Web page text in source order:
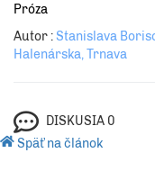
Próza
Autor :Stanislava
Halenárska, Trnava
DISKUSIA 0
Späť na článok